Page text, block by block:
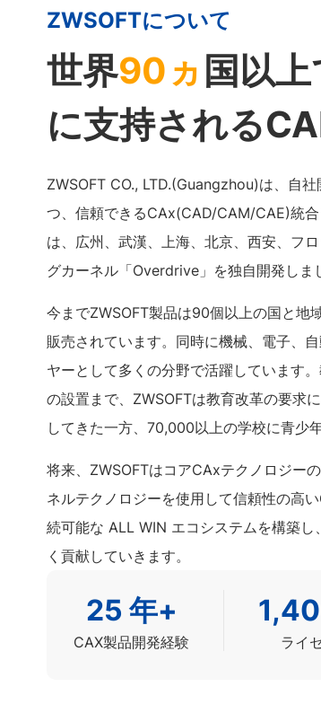
ZWSOFTについて
世界90ヵ 国以
に支持される
ZWSOFT CO., LTD.(Guangzhou)は、自
つ、信頼できるCAx(CAD/CAM/CAE)統
は、広州、武漢、上海、北京、西安、フ
グカーネル「Overdrive」を独自開発しま
今までZWSOFT製品は90個以上の国と地
販売されています。同時に機械、電子、
ヤーとして多くの分野で活躍しています
の設置まで、ZWSOFTは教育改革の要求
してきた一方、70,000以上の学校に青少
将来、ZWSOFTはコアCAxテクノロジー
ネルテクノロジーを使用して信頼性の高
続可能な ALL WIN エコシステムを構築
く貢献していきます。
25 年+
CAX製品開発経験 ライ